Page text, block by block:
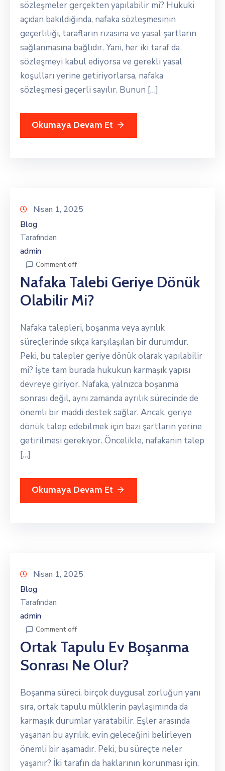
sözleşmeler gerçekten yapılabilir mi? Hukuki
açıdan bakıldığında, nafaka sözleşmesinin
geçerliliği, tarafların rızasına ve yasal şartların
sağlanmasına bağlıdır. Yani, her iki taraf da
sözleşmeyi kabul ediyorsa ve gerekli yasal
koşulları yerine getiriyorlarsa, nafaka
sözleşmesi geçerli sayılır. Bunun […]
Okumaya Devam Et
Nisan 1, 2025
Blog
Tarafından
admin
Comment off
Nafaka Talebi Geriye Dönük
Olabilir Mi?
Nafaka talepleri, boşanma veya ayrılık
süreçlerinde sıkça karşılaşılan bir durumdur.
Peki, bu talepler geriye dönük olarak yapılabilir
mi? İşte tam burada hukukun karmaşık yapısı
devreye giriyor. Nafaka, yalnızca boşanma
sonrası değil, aynı zamanda ayrılık sürecinde de
önemli bir maddi destek sağlar. Ancak, geriye
dönük talep edebilmek için bazı şartların yerine
getirilmesi gerekiyor. Öncelikle, nafakanın talep
[…]
Okumaya Devam Et
Nisan 1, 2025
Blog
Tarafından
admin
Comment off
Ortak Tapulu Ev Boşanma
Sonrası Ne Olur?
Boşanma süreci, birçok duygusal zorluğun yanı
sıra, ortak tapulu mülklerin paylaşımında da
karmaşık durumlar yaratabilir. Eşler arasında
yaşanan bu ayrılık, evin geleceğini belirleyen
önemli bir aşamadır. Peki, bu süreçte neler
yaşanır? İki tarafın da haklarının korunması için,